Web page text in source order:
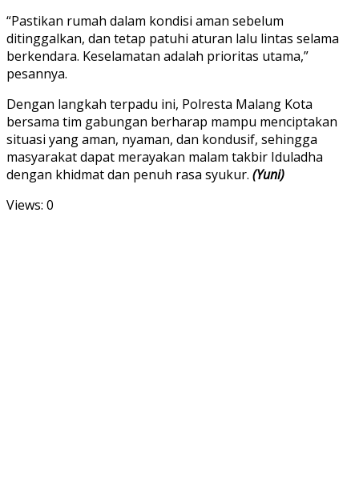
“Pastikan rumah dalam kondisi aman sebelum
ditinggalkan, dan tetap patuhi aturan lalu lintas selama
berkendara. Keselamatan adalah prioritas utama,”
pesannya.
Dengan langkah terpadu ini, Polresta Malang Kota
bersama tim gabungan berharap mampu menciptakan
situasi yang aman, nyaman, dan kondusif, sehingga
masyarakat dapat merayakan malam takbir Iduladha
dengan khidmat dan penuh rasa syukur. (Yuni)
Views: 0